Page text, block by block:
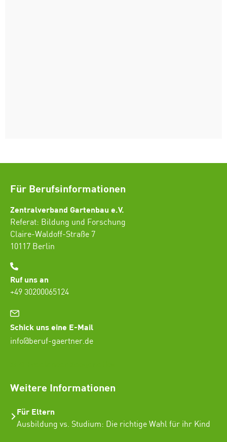
Für Berufsinformationen
Zentralverband Gartenbau e.V.
Referat: Bildung und Forschung
Claire-Waldoff-Straße 7
10117 Berlin
Ruf uns an
+49 30200065124
Schick uns eine E-Mail
info@beruf-gaertner.de
Weitere Informationen
Für Eltern
Ausbildung vs. Studium: Die richtige Wahl für ihr Kind